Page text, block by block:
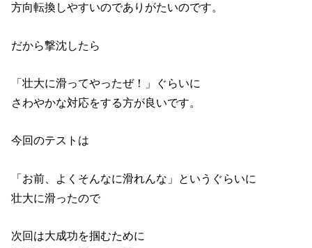
方向転換しやすいのでありがたいのです。
だから撃沈したら
「壮大に滑ってやったぜ！」ぐらいに
さわやかな対応をする方が良いです。
今回のテストは
「お前、よくそんなに滑れんな」というぐらいに
壮大に滑ったので
次回は大成功を掴むために